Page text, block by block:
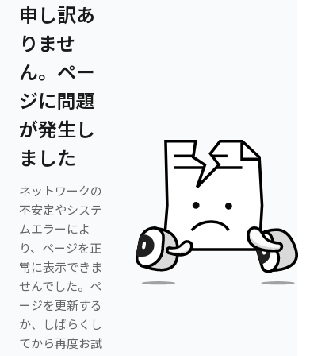
申し訳あ
りませ
ん。ペー
ジに問題
が発生し
ました
ネットワークの
不安定やシステ
ムエラーによ
り、ページを正
常に表示できま
せんでした。ペ
ージを更新する
か、しばらくし
てから再度お試